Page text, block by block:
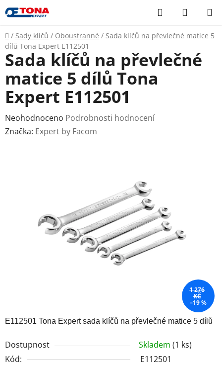
Přejít
na
obsah
Hledat
KOŠÍK
Domů
/ Sady klíčů / Oboustranné / Sada klíčů na převlečné matice 5
dílů Tona Expert E112501
E112501 Tona Expert sada klíčů na převlečné matice 5 dílů
Dostupnost Skladem (1 ks)
Kód:
E112501
Sada klíčů na převlečné
matice 5 dílů Tona
Expert E112501
Průměrné
hodnocení
Neohodnoceno Podrobnosti hodnocení
Značka: Expert by Facom
1 276
KČ
–19 %